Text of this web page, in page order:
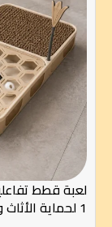
1 لحماية الأثاث وتسلية القطط